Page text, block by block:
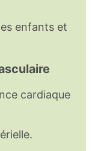
enfants et
cardiaque